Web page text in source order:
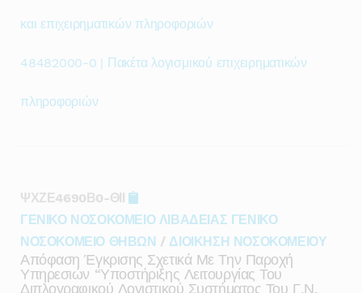
και επιχειρηματικών πληροφοριών
48482000-0 | Πακέτα λογισμικού επιχειρηματικών
πληροφοριών
ΨΧΖΕ4690Β0-ΘΙΙ
ΓΕΝΙΚΟ ΝΟΣΟΚΟΜΕΙΟ ΛΙΒΑΔΕΙΑΣ ΓΕΝΙΚΟ
ΝΟΣΟΚΟΜΕΙΟ ΘΗΒΩΝ / ΔΙΟΙΚΗΣΗ ΝΟΣΟΚΟΜΕΙΟΥ
Απόφαση Έγκρισης Σχετικά Με Την Παροχή
Υπηρεσιών “υποστήριξης Λειτουργίας Του
Διπλογραφικού Λογιστικού Συστήματος Του Γ.ν.